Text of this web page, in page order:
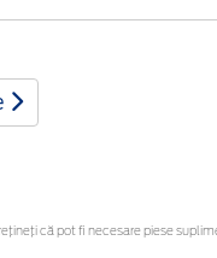
că pot fi necesare piese